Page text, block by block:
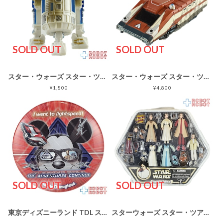
SOLD OUT
スター・ウォーズ スター・ツアーズ 2002 R3-D3 アクションフィギュア
¥1,800
SOLD OUT
スター・ウォーズ スター・ツアーズ スタースピーダー1000 プルバック走行 ビークル
¥4,800
SOLD OUT
東京ディズニーランド TDL スター・ウォーズ スター・ツアーズ 缶バッジ
SOLD OUT
スターウォーズ スター・ツアーズ WDW プリンセス・レイア ファッションセット